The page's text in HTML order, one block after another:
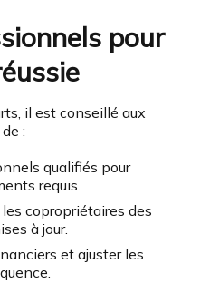
pour
il est conseillé aux
:
qualifiés pour
requis.
copropriétaires des
à jour.
et ajuster les